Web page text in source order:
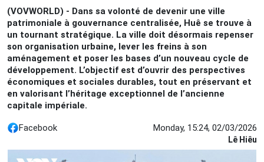
(VOVWORLD) - Dans sa volonté de devenir une ville
patrimoniale à gouvernance centralisée, Huê se trouve à
un tournant stratégique. La ville doit désormais repenser
son organisation urbaine, lever les freins à son
aménagement et poser les bases d’un nouveau cycle de
développement. L’objectif est d’ouvrir des perspectives
économiques et sociales durables, tout en préservant et
en valorisant l’héritage exceptionnel de l’ancienne
capitale impériale.
Facebook Monday, 15:24, 02/03/2026
Lê Hiêu